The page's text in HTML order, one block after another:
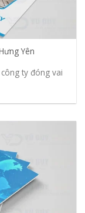
Yên
ty đóng vai